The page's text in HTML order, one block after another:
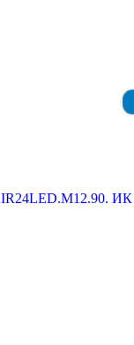
IR24LED.М12.90. ИК